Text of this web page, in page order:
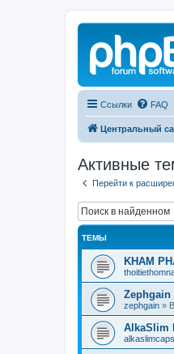
Ссылки FAQ
Центральный
Активные
Перейти к
ТЕМЫ
KHAM
Zephgain
zephgain »
AlkaSlim